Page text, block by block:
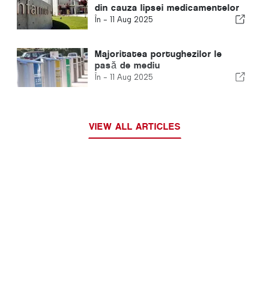
din cauza lipsei medicamentelor
În - 11 Aug 2025
Majoritatea portughezilor le
pasă de mediu
În - 11 Aug 2025
VIEW ALL ARTICLES